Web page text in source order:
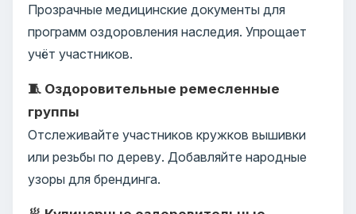
Прозрачные медицинские документы для
программ оздоровления наследия. Упрощает
учёт участников.
🧵 Оздоровительные ремесленные
группы
Отслеживайте участников кружков вышивки
или резьбы по дереву. Добавляйте народные
узоры для брендинга.